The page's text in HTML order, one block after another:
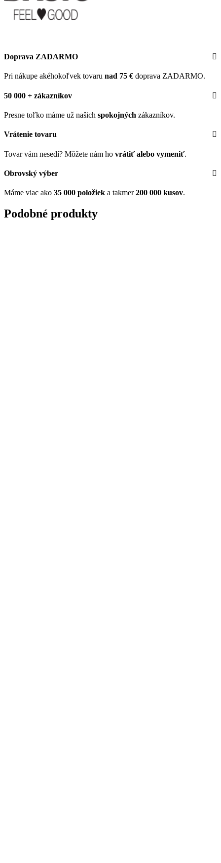
Doprava ZADARMO
Pri nákupe akéhokoľvek tovaru nad 75 € doprava ZADARMO.
50 000 + zákazníkov
Presne toľko máme už našich spokojných zákazníkov.
Vrátenie tovaru
Tovar vám nesedí? Môžete nám ho vrátiť alebo vymeniť.
Obrovský výber
Máme viac ako 35 000 položiek a takmer200 000 kusov.
Podobné produkty